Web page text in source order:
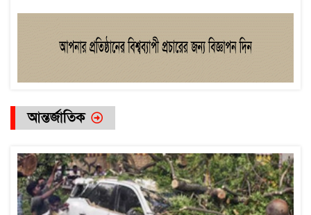
আন্তর্জাতিক